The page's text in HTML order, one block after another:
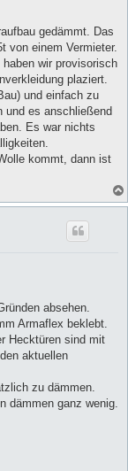
gedämmt. Das
von einem Vermieter.
wir provisorisch
plaziert.
und einfach zu
und es anschließend
Es war nichts
kommt, dann ist
absehen.
Armaflex beklebt.
Hecktüren sind mit
aktuellen
zu dämmen.
dämmen ganz wenig.